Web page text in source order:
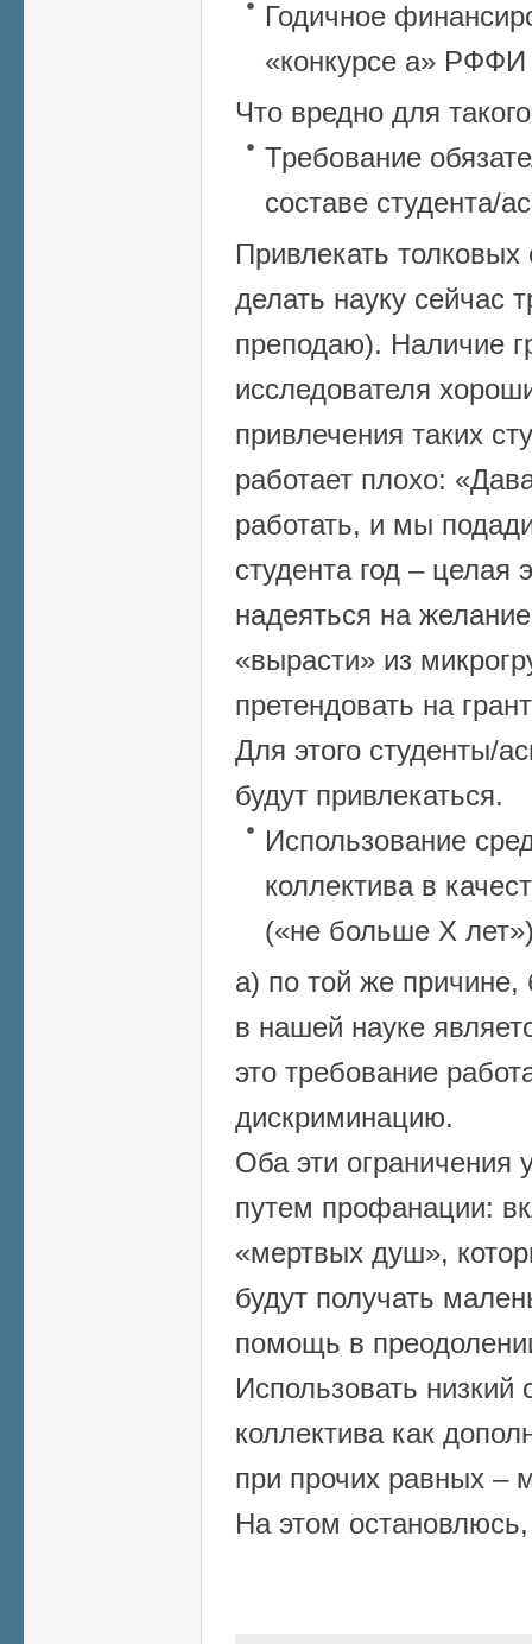
Годичное
«конкурсе а»
Что вредно для
Требование
составе студента/
Привлекать
делать науку сейчас
преподаю). Наличие
исследователя
привлечения таких
работает плохо:
работать, и мы
студента год – целая
надеяться на
«вырасти» из
претендовать на
Для этого студенты/
будут привлекаться.
Использование
коллектива в
(«не больше Х
а) по той же
в нашей науке
это требование
дискриминацию.
Оба эти ограничения
путем профанации:
«мертвых душ»,
будут получать
помощь в
Использовать низкий
коллектива как
при прочих равных –
На этом